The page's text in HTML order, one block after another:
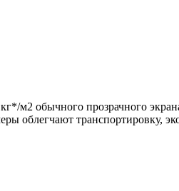
м2 обычного прозрачного
облегчают транспортировку,